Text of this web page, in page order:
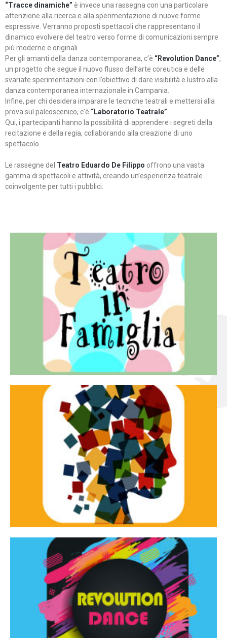
“Tracce dinamiche” è invece una rassegna con una particolare
attenzione alla ricerca e alla sperimentazione di nuove forme
espressive. Verranno proposti spettacoli che rappresentano il
dinamico evolvere del teatro verso forme di comunicazioni sempre
più moderne e originali
Per gli amanti della danza contemporanea, c’è “Revolution Dance”,
un progetto che segue il nuovo flusso dell’arte coreutica e delle
svariate sperimentazioni con l’obiettivo di dare visibilità e lustro alla
danza contemporanea internazionale in Campania.
Infine, per chi desidera imparare le tecniche teatrali e mettersi alla
prova sul palcoscenico, c’è “Laboratorio Teatrale”
Qui, i partecipanti hanno la possibilità di apprendere i segreti della
recitazione e della regia, collaborando alla creazione di uno
spettacolo.
Le rassegne del Teatro Eduardo De Filippo offrono una vasta
gamma di spettacoli e attività, creando un’esperienza teatrale
coinvolgente per tutti i pubblici.
Teatro in famiglia
Teatro In Famiglia è una rassegna di teatro concepita
per far condividere e godere del teatro all’intera
famiglia.
Continua
Tracce dinamiche
Tracce Dinamiche è una rassegna di teatro
d’innovazione e sperimentale.
Continua
Revolution Dance
Rassegna di danza contemporanea – I Edizione